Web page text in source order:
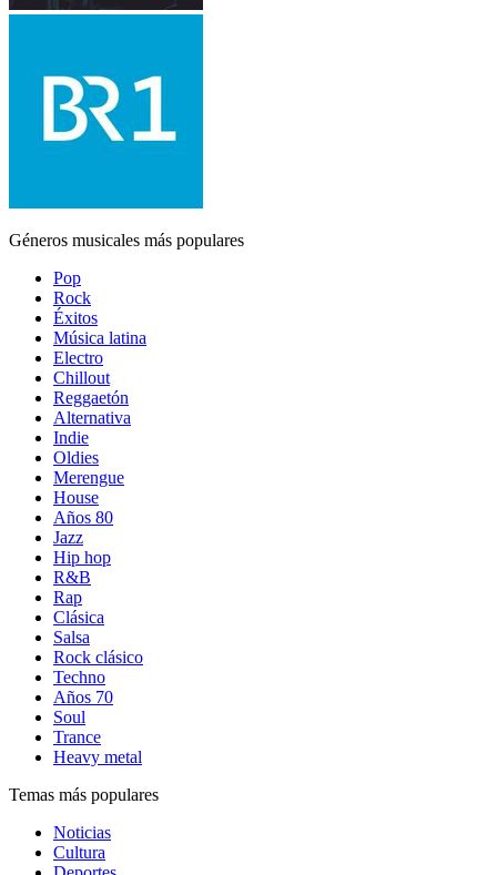
Géneros musicales más populares
Pop
Rock
Éxitos
Música latina
Electro
Chillout
Reggaetón
Alternativa
Indie
Oldies
Merengue
House
Años 80
Jazz
Hip hop
R&B
Rap
Clásica
Salsa
Rock clásico
Techno
Años 70
Soul
Trance
Heavy metal
Temas más populares
Noticias
Cultura